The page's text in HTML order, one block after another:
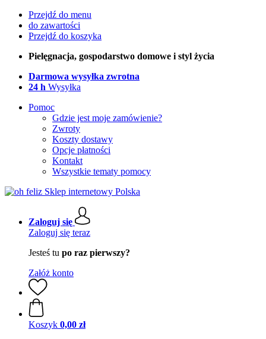
Przejdź do menu
do zawartości
Przejdź do koszyka
Pielęgnacja, gospodarstwo domowe i styl życia
Darmowa wysyłka zwrotna
24 h Wysyłka
Pomoc
Gdzie jest moje zamówienie?
Zwroty
Koszty dostawy
Opcje płatności
Kontakt
Wszystkie tematy pomocy
Zaloguj się
Zaloguj się teraz
Jesteś tu po raz pierwszy?
Załóż konto
Koszyk 0,00 zł